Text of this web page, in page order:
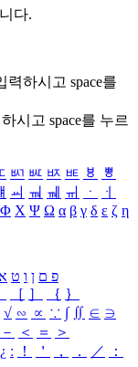
다.
력하시고 space를
시고 space를 누르
ㅴ ㅵ ㅶ ㅷ ㅸ
ㅹ
ㆉ ㆊ ㆋ ㆌ ㆍ
ㆎ
Φ Χ Ψ Ω α β γ δ ε ζ η
פ ם ן ו ט
［ ］ ｛ ｝
√ ∽ ∝ ∵ ∫ ∬ ∈ ∋
－ ＜ ＝
＞
¿ ː ！ ＇ ， ． ／
：